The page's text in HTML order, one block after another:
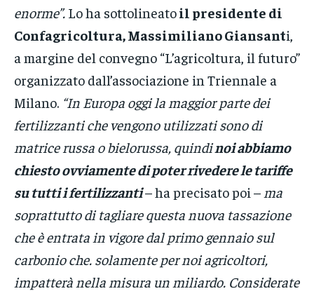
enorme”. Lo ha sottolineatoil presidente di
Confagricoltura, Massimiliano Giansanti,
a margine del convegno “L’agricoltura, il futuro”
organizzato dall’associazione in Triennale a
Milano. “In Europa oggi la maggior parte dei
fertilizzanti che vengono utilizzati sono di
matrice russa o bielorussa, quindinoi abbiamo
chiesto ovviamente di poter rivedere le tariffe
su tutti i fertilizzanti– ha precisato poi – ma
soprattutto di tagliare questa nuova tassazione
che è entrata in vigore dal primo gennaio sul
carbonio che. solamente per noi agricoltori,
impatterà nella misura un miliardo. Considerate